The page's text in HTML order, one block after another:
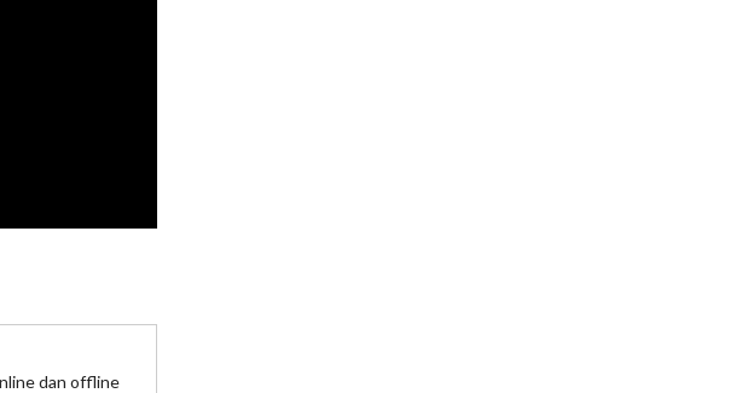
dan offline